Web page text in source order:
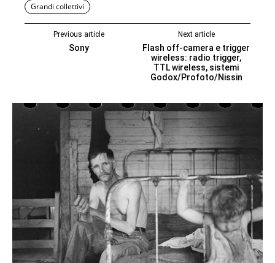
Grandi collettivi
Previous article
Sony
Next article
Flash off-camera e trigger
wireless: radio trigger,
TTL wireless, sistemi
Godox/Profoto/Nissin